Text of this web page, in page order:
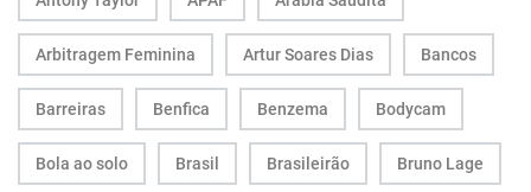
Arbitragem Feminina Artur Soares Dias Bancos
Barreiras Benfica Benzema Bodycam
Bola ao solo Brasil Brasileirão Bruno Lage